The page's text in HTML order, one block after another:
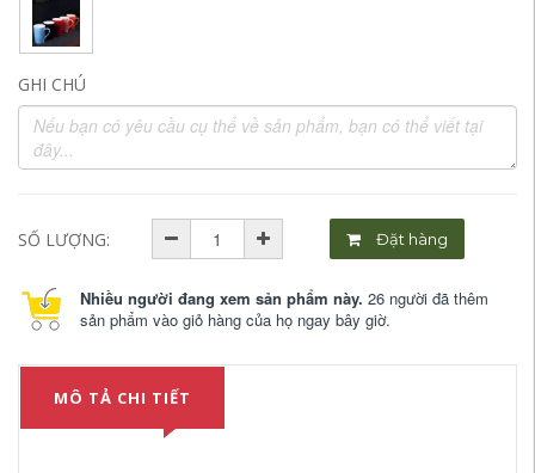
GHI CHÚ
SỐ LƯỢNG: Đặt hàng
Nhiều người đang xem sản phẩm này. 26 người đã thêm
sản phẩm vào giỏ hàng của họ ngay bây giờ.
MÔ TẢ CHI TIẾT